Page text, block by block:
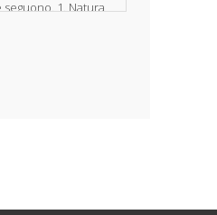
1. Natura
i Suoi dati